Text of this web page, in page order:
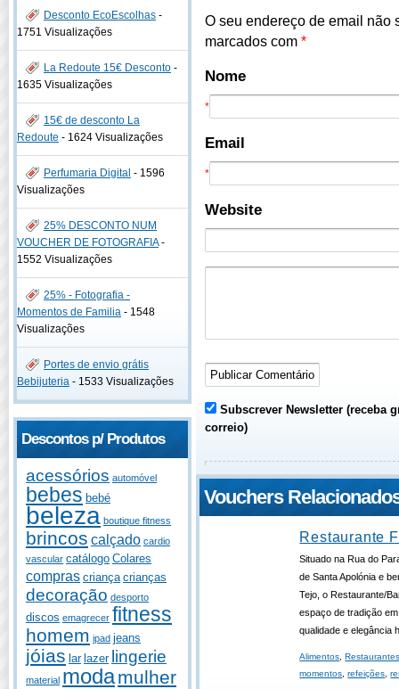
Desconto EcoEscolhas -
1751 Visualizações
La Redoute 15€ Desconto -
1635 Visualizações
15€ de desconto La
Redoute - 1624 Visualizações
Perfumaria Digital - 1596
Visualizações
25% DESCONTO NUM
VOUCHER DE FOTOGRAFIA-
1552 Visualizações
25% - Fotografia -
Momentos de Familia - 1548
Visualizações
Portes de envio grátis
Bebijuteria - 1533 Visualizações
Descontos p/ Produtos
acessórios automóvel
bebes bebé
beleza boutique fitness
brincos calçado cardio
vascular catálogo Colares
compras criança crianças
decoração desporto
discos emagrecer fitness
homem ipad jeans
jóias lar lazer lingerie
material modamulher
O seu endereço de email não
marcados com *
Nome
*
Email
*
Website
Subscrever Newsletter (receba
correio)
Vouchers
Restaurante
Situado na Rua do
de Santa Apolónia e
Tejo, o Restaurante/
espaço de tradição
qualidade e elegância
Alimentos ,
momentos ,refeições ,